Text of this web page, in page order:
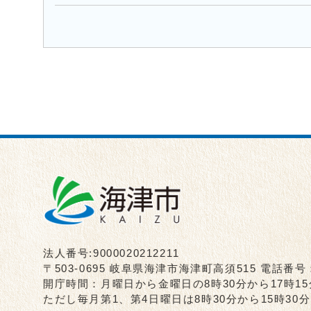
法人番号:9000020212211
〒503-0695 岐阜県海津市海津町高須515 電話番号
開庁時間：月曜日から金曜日の8時30分から17時
ただし毎月第1、第4日曜日は8時30分から15時30